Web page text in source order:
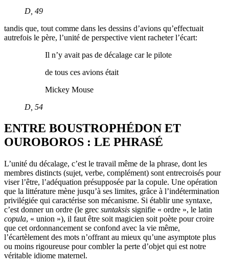
D , 49
tandis que, tout comme dans les dessins d’avions qu’effectuait
autrefois le père, l’unité de perspective vient racheter l’écart:
Il n’y avait pas de décalage car le pilote
de tous ces avions était
Mickey Mouse
D , 54
ENTRE BOUSTROPHÉDON ET
OUROBOROS : LE PHRASÉ
L’unité du décalage, c’est le travail même de la phrase, dont les
membres distincts (sujet, verbe, complément) sont entrecroisés pour
viser l’être, l’adéquation présupposée par la copule. Une opération
que la littérature mène jusqu’à ses limites, grâce à l’indétermination
privilégiée qui caractérise son mécanisme. Si établir une syntaxe,
c’est donner un ordre (le grec suntaksis signifie « ordre », le latin
copula, « union »), il faut être soit magicien soit poète pour croire
que cet ordonnancement se confond avec la vie même,
l’écartèlement des mots n’offrant au mieux qu’une asymptote plus
ou moins rigoureuse pour combler la perte d’objet qui est notre
véritable idiome maternel.